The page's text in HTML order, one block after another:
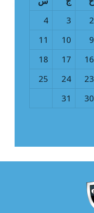
2
3
4
9
10
11
16
17
18
23
24
25
30
31